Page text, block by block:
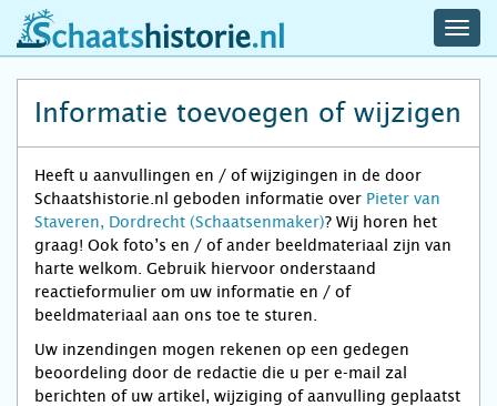
schaatshistorie.nl
Informatie toevoegen of wijzigen
Heeft u aanvullingen en / of wijzigingen in de door
Schaatshistorie.nl geboden informatie over Pieter van
Staveren, Dordrecht (Schaatsenmaker)? Wij horen het
graag! Ook foto’s en / of ander beeldmateriaal zijn van
harte welkom. Gebruik hiervoor onderstaand
reactieformulier om uw informatie en / of
beeldmateriaal aan ons toe te sturen.
Uw inzendingen mogen rekenen op een gedegen
beoordeling door de redactie die u per e-mail zal
berichten of uw artikel, wijziging of aanvulling geplaatst